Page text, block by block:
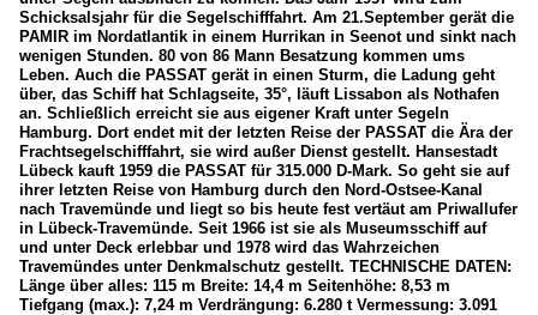
Schicksalsjahr für die Segelschifffahrt. Am 21.September gerät die
PAMIR im Nordatlantik in einem Hurrikan in Seenot und sinkt nach
wenigen Stunden. 80 von 86 Mann Besatzung kommen ums
Leben. Auch die PASSAT gerät in einen Sturm, die Ladung geht
über, das Schiff hat Schlagseite, 35°, läuft Lissabon als Nothafen
an. Schließlich erreicht sie aus eigener Kraft unter Segeln
Hamburg. Dort endet mit der letzten Reise der PASSAT die Ära der
Frachtsegelschifffahrt, sie wird außer Dienst gestellt. Hansestadt
Lübeck kauft 1959 die PASSAT für 315.000 D-Mark. So geht sie auf
ihrer letzten Reise von Hamburg durch den Nord-Ostsee-Kanal
nach Travemünde und liegt so bis heute fest vertäut am Priwallufer
in Lübeck-Travemünde. Seit 1966 ist sie als Museumsschiff auf
und unter Deck erlebbar und 1978 wird das Wahrzeichen
Travemündes unter Denkmalschutz gestellt. TECHNISCHE DATEN:
Länge über alles: 115 m Breite: 14,4 m Seitenhöhe: 8,53 m
Tiefgang (max.): 7,24 m Verdrängung: 6.280 t Vermessung: 3.091